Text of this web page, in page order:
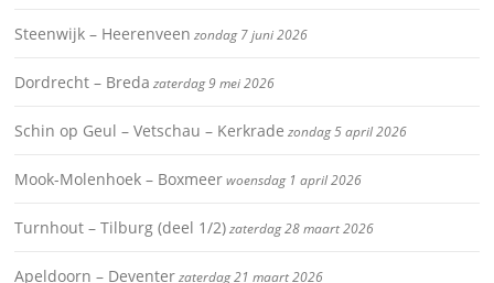
Steenwijk – Heerenveen zondag 7 juni 2026
Dordrecht – Breda zaterdag 9 mei 2026
Schin op Geul – Vetschau – Kerkrade zondag 5 april 2026
Mook-Molenhoek – Boxmeerwoensdag 1 april 2026
Turnhout – Tilburg (deel 1/2)zaterdag 28 maart 2026
Apeldoorn – Deventerzaterdag 21 maart 2026